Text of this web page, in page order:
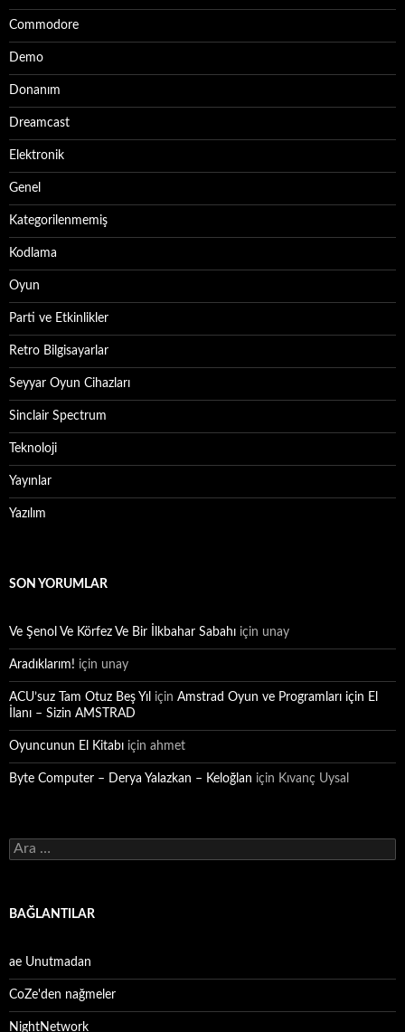
Commodore
Demo
Donanım
Dreamcast
Elektronik
Genel
Kategorilenmemiş
Kodlama
Oyun
Parti ve Etkinlikler
Retro Bilgisayarlar
Seyyar Oyun Cihazları
Sinclair Spectrum
Teknoloji
Yayınlar
Yazılım
SON YORUMLAR
Ve Şenol Ve Körfez Ve Bir İlkbahar Sabahı için unay
Aradıklarım! için unay
ACU’suz Tam Otuz Beş Yıl için Amstrad Oyun ve Programları için El
İlanı – Sizin AMSTRAD
Oyuncunun El Kitabı için ahmet
Byte Computer – Derya Yalazkan – Keloğlan için Kıvanç Uysal
Arama:
BAĞLANTILAR
ae Unutmadan
CoZe'den nağmeler
NightNetwork